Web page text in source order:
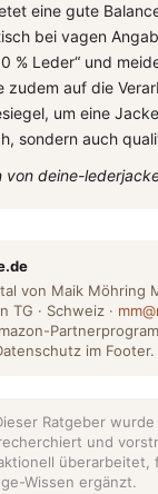
eine gute
bei vagen
% Leder“ und
zudem auf die
um eine
sondern auch
von deine-
von Maik Möhring
TG · Schweiz ·
im Footer.
Ratgeber
und
Wissen ergänzt.